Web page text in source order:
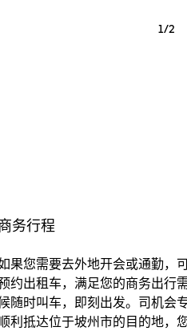
1/2
务行程
果您需要去外地开会或通勤，
约出租车，满足您的商务出行
随时叫车，即刻出发。司机会
利抵达位于坡州市的目的地，